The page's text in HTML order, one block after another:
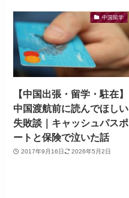
中国留学
【中国出張・留学・駐在】
中国渡航前に読んでほしい
失敗談｜キャッシュパスポ
ートと保険で泣いた話
2017年9月16日 2026年5月2日